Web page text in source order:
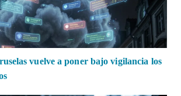
vuelve a poner bajo vigilancia los